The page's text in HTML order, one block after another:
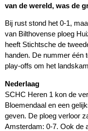
van de wereld, was de
Bij rust stond het 0-1,
van Bilthovense ploeg
heeft Stichtsche de
handen. De nummer één
play-offs om het
Nederlaag
SCHC Heren 1 kon de
Bloemendaal en een
geven. De ploeg verloor
Amsterdam: 0-7. Ook de